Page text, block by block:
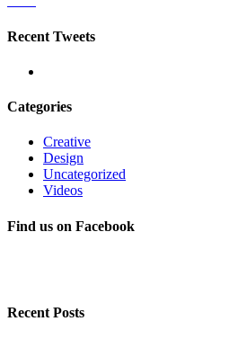
Recent Tweets
Categories
Creative
Design
Uncategorized
Videos
Find us on Facebook
Recent Posts